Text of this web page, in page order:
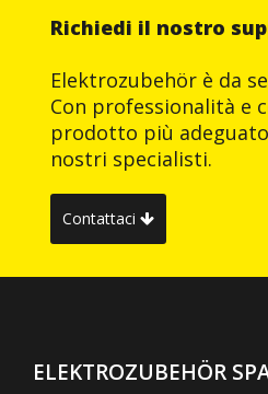
Richiedi il nostro
Elektrozubehör è da
Con professionalità e
prodotto più
nostri specialisti.
Contattaci
ELEKTROZUBEHÖR